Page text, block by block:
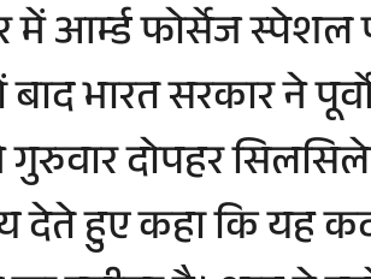
आर्म्ड फोर्सेज स्पेशल
भारत सरकार ने
गुरुवार दोपहर
देते हुए कहा कि यह